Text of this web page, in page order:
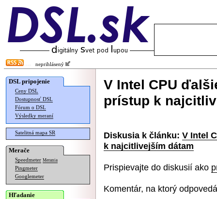
neprihlásený
DSL pripojenie
Ceny DSL
Dostupnosť DSL
Fórum o DSL
Výsledky meraní
Satelitná mapa SR
Merače
Speedmeter Merania
Pingmeter
Googlemeter
Hľadanie
V Intel CPU
prístup k
Diskusia k článku: V Intel
k najcitlivejším dátam
Prispievajte do diskusií ako
Komentár, na ktorý